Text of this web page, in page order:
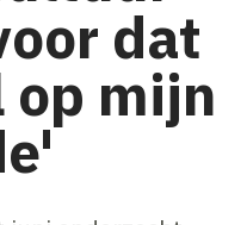
dat
mijn